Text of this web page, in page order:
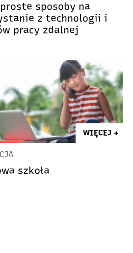
sposoby na
z technologii i
pracy zdalnej
WIĘCEJ +
szkoła